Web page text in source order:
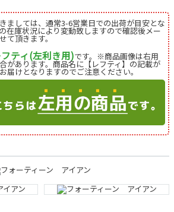
ましては、通常3-6営業日での出荷が目安とな
在庫状況により変動致しますので確認後メー
て頂きます。
フティ(左利き用)です。※商品画像は右用
があります。商品名に【レフティ】の記載が
届けとなりますのでご注意ください。